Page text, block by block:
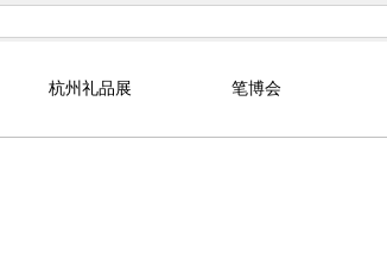
杭州礼品展 笔博会